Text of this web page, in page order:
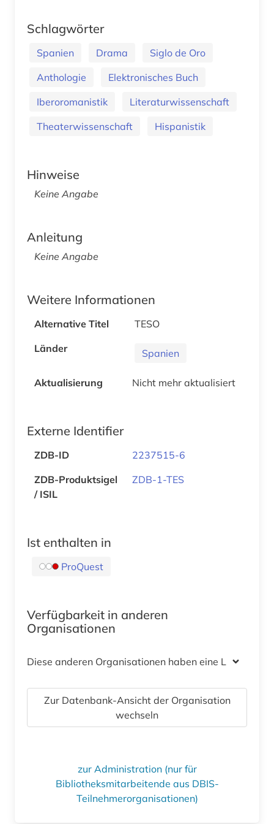
Schlagwörter
Spanien Drama
Siglo de Oro
Anthologie
Elektronisches Buch
Iberoromanistik
Literaturwissenschaft
Theaterwissenschaft
Hispanistik
Hinweise
Keine Angabe
Anleitung
Keine Angabe
Weitere Informationen
Alternative Titel
TESO
Länder
Spanien
Aktualisierung Nicht mehr aktualisiert
Externe Identifier
ZDB-ID
2237515-6
ZDB-Produktsigel
/ ISIL
ZDB-1-TES
Ist enthalten in
ProQuest
Verfügbarkeit in anderen
Organisationen
Diese anderen Organisationen haben eine Lizenz
Zur Datenbank-Ansicht der Organisation
wechseln
zur Administration (nur für
Bibliotheksmitarbeitende aus DBIS-
Teilnehmerorganisationen)